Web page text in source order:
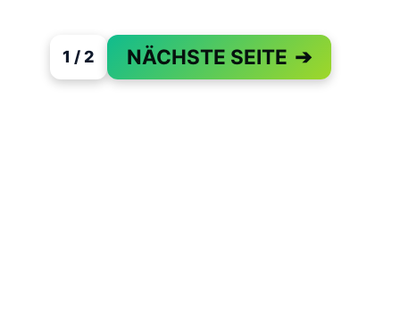
1 / 2 NÄCHSTE SEITE ➔
PAGE 1 OF 2